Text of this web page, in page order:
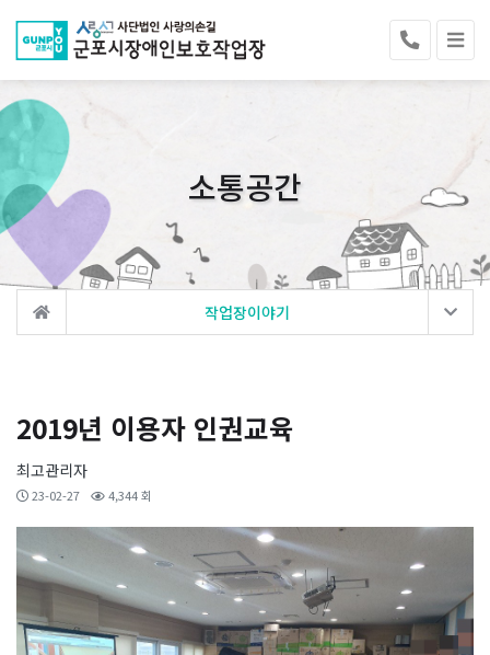
소통공간
작업장이야기
2019년 이용자 인권교육
최고관리자
23-02-27 4,344 회